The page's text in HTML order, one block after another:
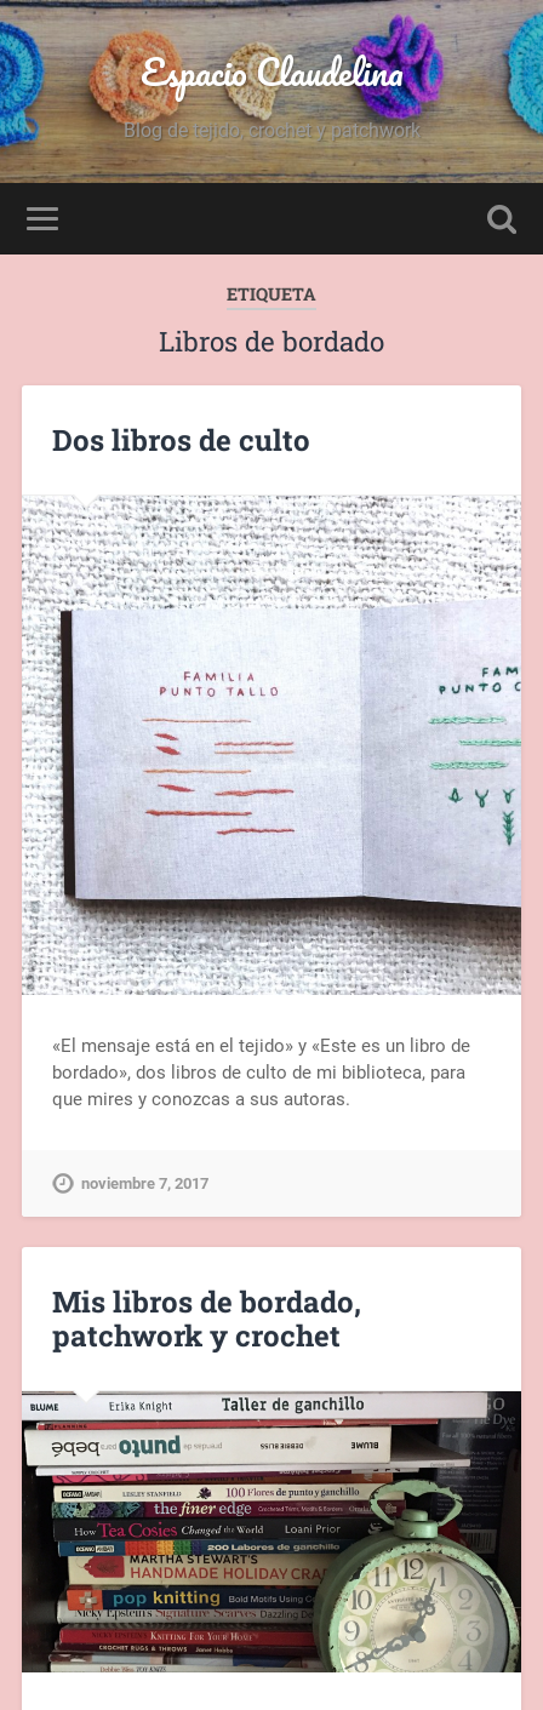
Espacio Claudelina
Blog de tejido, crochet y patchwork
ETIQUETA
Libros de bordado
Dos libros de culto
«El mensaje está en el tejido» y «Este es un libro de
bordado», dos libros de culto de mi biblioteca, para
que mires y conozcas a sus autoras.
noviembre 7, 2017
Mis libros de bordado,
patchwork y crochet